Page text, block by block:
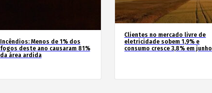
Incêndios: Menos de 1% dos
fogos deste ano causaram 81%
da área ardida
Clientes no mercado livre de
eletricidade sobem 1,9% e
consumo cresce 3,8% em junho